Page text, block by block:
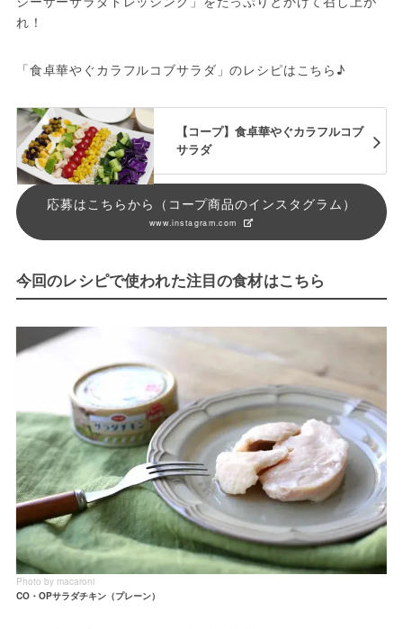
「食卓華やぐカラフルコブサラダ」のレシピはこちら♪
【コープ】食卓華やぐカラフルコブ
サラダ
応募はこちらから（コープ商品のインスタグラム）
www.instagram.com
今回のレシピで使われた注目の食材はこちら
Photo by macaroni
CO・OPサラダチキン（プレーン）